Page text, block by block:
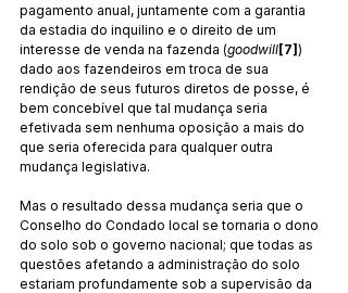
pagamento anual, juntamente com a garantia
da estadia do inquilino e o direito de um
interesse de venda na fazenda (goodwill[7] )
dado aos fazendeiros em troca de sua
rendição de seus futuros diretos de posse, é
bem concebível que tal mudança seria
efetivada sem nenhuma oposição a mais do
que seria oferecida para qualquer outra
mudança legislativa.
Mas o resultado dessa mudança seria que o
Conselho do Condado local se tornaria o dono
do solo sob o governo nacional; que todas as
questões afetando a administração do solo
estariam profundamente sob a supervisão da